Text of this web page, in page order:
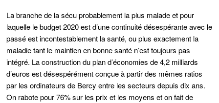
La branche de la sécu probablement la plus malade et pour
laquelle le budget 2020 est d’une continuité désespérante avec le
passé est incontestablement la santé, ou plus exactement la
maladie tant le maintien en bonne santé n’est toujours pas
intégré. La construction du plan d’économies de 4,2 milliards
d’euros est désespérément conçue à partir des mêmes ratios
par les ordinateurs de Bercy entre les secteurs depuis dix ans.
On rabote pour 76% sur les prix et les moyens et on fait de